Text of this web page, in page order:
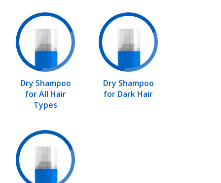
Dry Shampoo
for All Hair
Types
Dry Shampoo
for Dark Hair